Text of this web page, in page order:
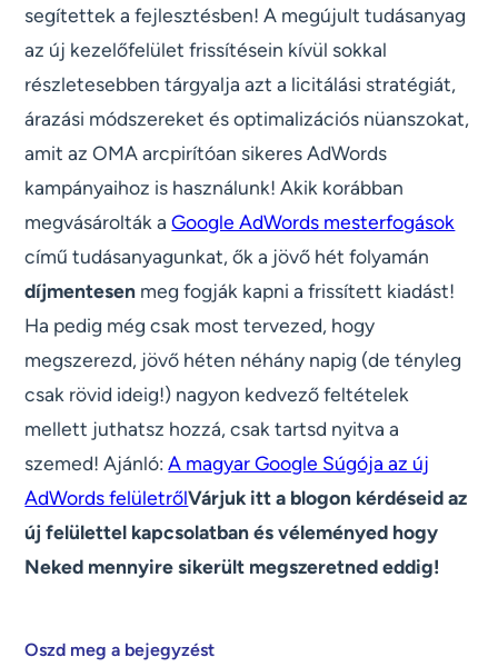
segítettek a fejlesztésben! A megújult tudásanyag
az új kezelőfelület frissítésein kívül sokkal
részletesebben tárgyalja azt a licitálási stratégiát,
árazási módszereket és optimalizációs nüanszokat,
amit az OMA arcpirítóan sikeres AdWords
kampányaihoz is használunk! Akik korábban
megvásárolták aGoogle AdWords mesterfogások
című tudásanyagunkat, ők a jövő hét folyamán
díjmentesen meg fogják kapni a frissített kiadást!
Ha pedig még csak most tervezed, hogy
megszerezd, jövő héten néhány napig (de tényleg
csak rövid ideig!) nagyon kedvező feltételek
mellett juthatsz hozzá, csak tartsd nyitva a
szemed! Ajánló:A magyar Google Súgója az új
AdWords felületrőlVárjuk itt a blogon kérdéseid az
új felülettel kapcsolatban és véleményed hogy
Neked mennyire sikerült megszeretned eddig!
Oszd meg a bejegyzést